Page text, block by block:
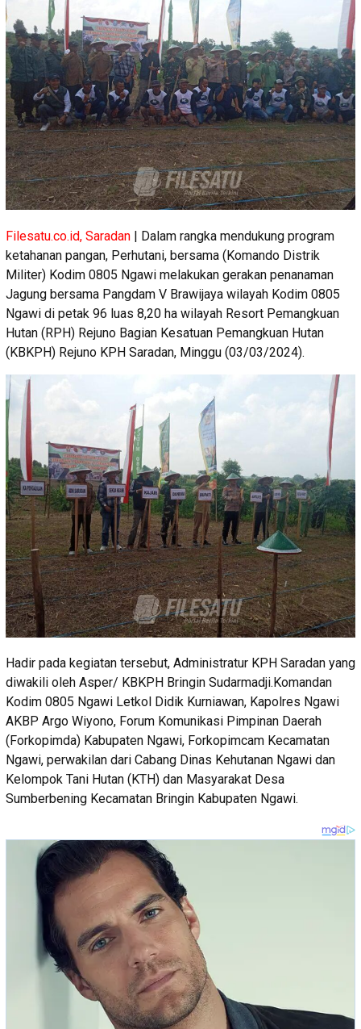
Filesatu.co.id, Saradan | Dalam rangka mendukung program
ketahanan pangan, Perhutani, bersama (Komando Distrik
Militer) Kodim 0805 Ngawi melakukan gerakan penanaman
Jagung bersama Pangdam V Brawijaya wilayah Kodim 0805
Ngawi di petak 96 luas 8,20 ha wilayah Resort Pemangkuan
Hutan (RPH) Rejuno Bagian Kesatuan Pemangkuan Hutan
(KBKPH) Rejuno KPH Saradan, Minggu (03/03/2024).
Hadir pada kegiatan tersebut, Administratur KPH Saradan yang
diwakili oleh Asper/ KBKPH Bringin Sudarmadji.Komandan
Kodim 0805 Ngawi Letkol Didik Kurniawan, Kapolres Ngawi
AKBP Argo Wiyono, Forum Komunikasi Pimpinan Daerah
(Forkopimda) Kabupaten Ngawi, Forkopimcam Kecamatan
Ngawi, perwakilan dari Cabang Dinas Kehutanan Ngawi dan
Kelompok Tani Hutan (KTH) dan Masyarakat Desa
Sumberbening Kecamatan Bringin Kabupaten Ngawi.